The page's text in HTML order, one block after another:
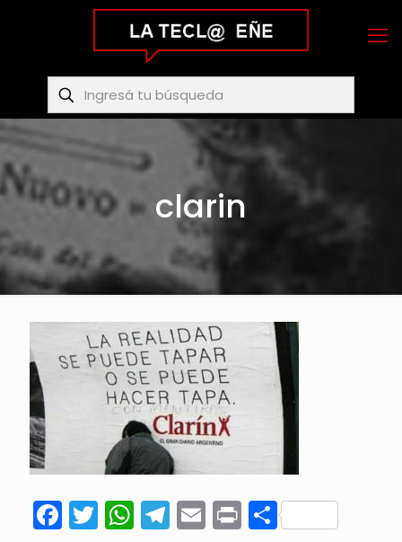
clarin
Facebook
Twitter
WhatsApp
Telegram
Email
Print